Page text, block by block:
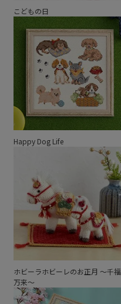
こどもの日
Happy Dog Life
ホビーラホビーレのお正月 ～千福
万来～